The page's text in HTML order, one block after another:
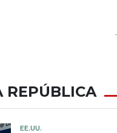
REPÚBLICA
EE.UU.